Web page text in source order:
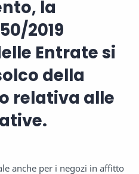
la
2019
Entrate si
della
relativa alle